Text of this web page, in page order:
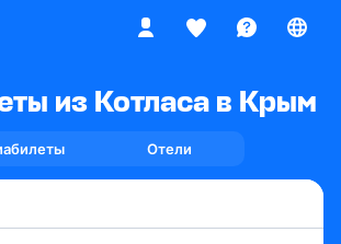
из Котласа в Крым
Отели